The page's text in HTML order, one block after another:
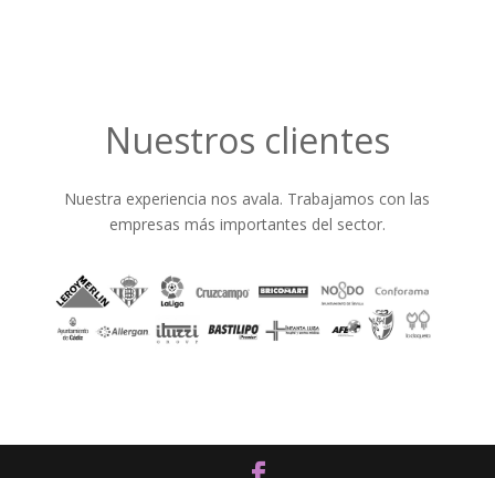
Nuestros clientes
Nuestra experiencia nos avala. Trabajamos con las
empresas más importantes del sector.